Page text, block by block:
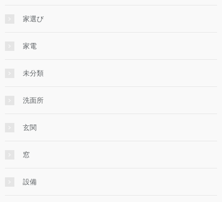
家選び
家電
未分類
洗面所
玄関
窓
設備